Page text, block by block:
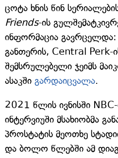
ცოტა ხნის წინ
Friends-ის
ინფორმაცია
განთერის, Central Perk-
შემსრულებელი ჯეიმს
ასაკში გარდაიცვალა.
2021 წლის ივნისში
ინტერვიუში მსახიობმა
პროსტატის მეოთხე
და ბოლო წლებში ამ